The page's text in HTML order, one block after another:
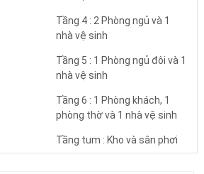
Tầng 4 : 2 Phòng ngủ và 1
nhà vệ sinh
Tầng 5 : 1 Phòng ngủ đôi và 1
nhà vệ sinh
Tầng 6 : 1 Phòng khách, 1
phòng thờ và 1 nhà vệ sinh
Tầng tum : Kho và sân phơi